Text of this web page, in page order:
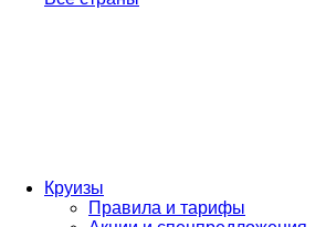
Круизы
Правила и тарифы